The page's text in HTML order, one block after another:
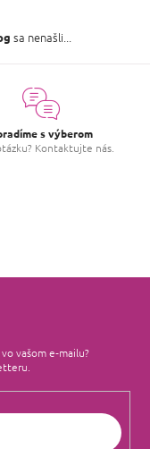
sa nenašli...
s výberom
Kontaktujte nás.
vašom e‑mailu?